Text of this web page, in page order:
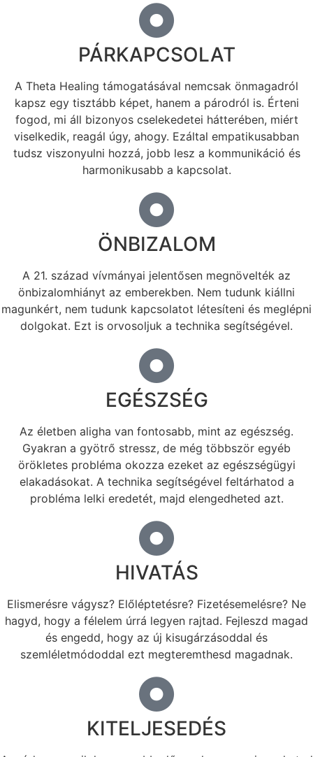
PÁRKAPCSOLAT
A Theta Healing támogatásával nemcsak önmagadról
kapsz egy tisztább képet, hanem a párodról is. Érteni
fogod, mi áll bizonyos cselekedetei hátterében, miért
viselkedik, reagál úgy, ahogy. Ezáltal empatikusabban
tudsz viszonyulni hozzá, jobb lesz a kommunikáció és
harmonikusabb a kapcsolat.
ÖNBIZALOM
A 21. század vívmányai jelentősen megnövelték az
önbizalomhiányt az emberekben. Nem tudunk kiállni
magunkért, nem tudunk kapcsolatot létesíteni és meglépni
dolgokat. Ezt is orvosoljuk a technika segítségével.
EGÉSZSÉG
Az életben aligha van fontosabb, mint az egészség.
Gyakran a gyötrő stressz, de még többször egyéb
örökletes probléma okozza ezeket az egészségügyi
elakadásokat. A technika segítségével feltárhatod a
probléma lelki eredetét, majd elengedheted azt.
HIVATÁS
Elismerésre vágysz? Előléptetésre? Fizetésemelésre? Ne
hagyd, hogy a félelem úrrá legyen rajtad. Fejleszd magad
és engedd, hogy az új kisugárzásoddal és
szemléletmódoddal ezt megteremthesd magadnak.
KITELJESEDÉS